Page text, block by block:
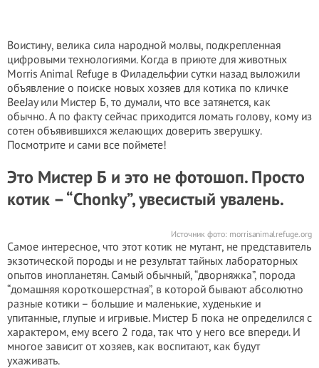
Воистину, велика сила народной молвы, подкрепленная
цифровыми технологиями. Когда в приюте для животных
Morris Animal Refuge в Филадельфии сутки назад выложили
объявление о поиске новых хозяев для котика по кличке
BeeJay или Мистер Б, то думали, что все затянется, как
обычно. А по факту сейчас приходится ломать голову, кому из
сотен объявившихся желающих доверить зверушку.
Посмотрите и сами все поймете!
Это Мистер Б и это не фотошоп. Просто
котик – “Chonky”, увесистый увалень.
Источник фото: morrisanimalrefuge.org
Самое интересное, что этот котик не мутант, не представитель
экзотической породы и не результат тайных лабораторных
опытов инопланетян. Самый обычный, “дворняжка”, порода
“домашняя короткошерстная”, в которой бывают абсолютно
разные котики – большие и маленькие, худенькие и
упитанные, глупые и игривые. Мистер Б пока не определился с
характером, ему всего 2 года, так что у него все впереди. И
многое зависит от хозяев, как воспитают, как будут
ухаживать.